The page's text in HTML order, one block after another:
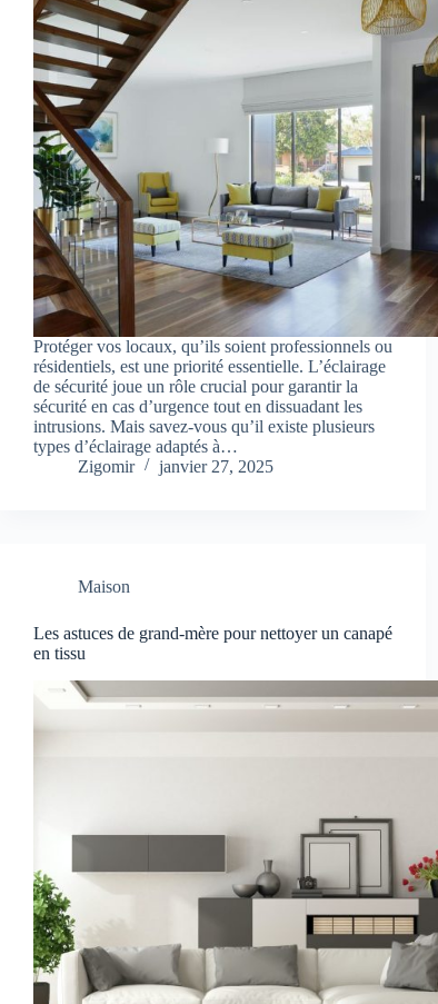
Protéger vos locaux, qu’ils soient professionnels ou
résidentiels, est une priorité essentielle. L’éclairage
de sécurité joue un rôle crucial pour garantir la
sécurité en cas d’urgence tout en dissuadant les
intrusions. Mais savez-vous qu’il existe plusieurs
types d’éclairage adaptés à…
Zigomir
janvier 27, 2025
Maison
Les astuces de grand-mère pour nettoyer un canapé
en tissu